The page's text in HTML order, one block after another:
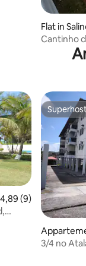
Flat in
Cantinho
4,89 (9)
3/4 no